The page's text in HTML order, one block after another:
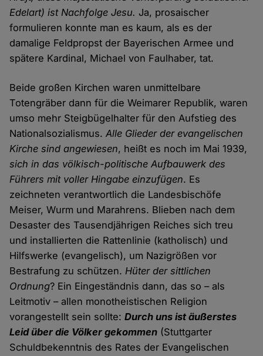
Edelart) ist Nachfolge Jesu. Ja, prosaischer
formulieren konnte man es kaum, als es der
damalige Feldpropst der Bayerischen Armee und
spätere Kardinal, Michael von Faulhaber, tat.
Beide großen Kirchen waren unmittelbare
Totengräber dann für die Weimarer Republik, waren
umso mehr Steigbügelhalter für den Aufstieg des
Nationalsozialismus.Alle Glieder der evangelischen
Kirche sind angewiesen, heißt es noch im Mai 1939,
sich in das völkisch-politische Aufbauwerk des
Führers mit voller Hingabe einzufügen. Es
zeichneten verantwortlich die Landesbischöfe
Meiser, Wurm und Marahrens. Blieben nach dem
Desaster des Tausendjährigen Reiches sich treu
und installierten die Rattenlinie (katholisch) und
Hilfswerke (evangelisch), um Nazigrößen vor
Bestrafung zu schützen.Hüter der sittlichen
Ordnung? Ein Eingeständnis dann, das so – als
Leitmotiv – allen monotheistischen Religion
vorangestellt sein sollte:Durch uns ist äußerstes
Leid über die Völker gekommen (Stuttgarter
Schuldbekenntnis des Rates der Evangelischen